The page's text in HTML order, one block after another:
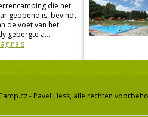
die het
geopend is, bevindt
de voet van het
gebergte a...
- Pavel Hess, alle rechten